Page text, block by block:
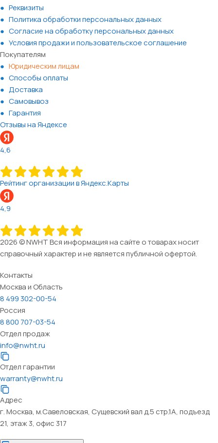
Реквизиты
Политика обработки персональных данных
Согласие на обработку персональных данных
Условия продажи и пользовательское соглашение
Покупателям
Юридическим лицам
Способы оплаты
Доставка
Самовывоз
Гарантия
Отзывы на Яндексе
4,6
Рейтинг организации в Яндекс.Карты
4,9
2026 © NWHT Вся информация на сайте о товарах носит
справочный характер и не является публичной офертой.
Контакты
Москва и Область
8 499 302-00-54
Россия
8 800 707-03-54
Отдел продаж
info@nwht.ru
Отдел гарантии
warranty@nwht.ru
Адрес
г. Москва, м.Савеловская, Сущевский вал д.5 стр.1А, подъезд
21, этаж 3, офис 317